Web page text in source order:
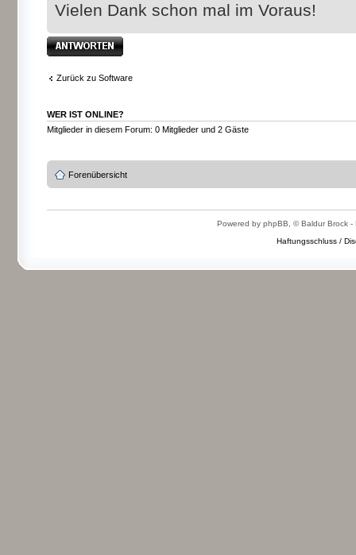
Vielen Dank schon mal im Voraus!
Antwort erstellen
Zurück zu Software
WER IST ONLINE?
Mitglieder in diesem Forum: 0 Mitglieder und 2 Gäste
Forenübersicht
Powered by phpBB, © Baldur Brock -
Haftungsschluss /